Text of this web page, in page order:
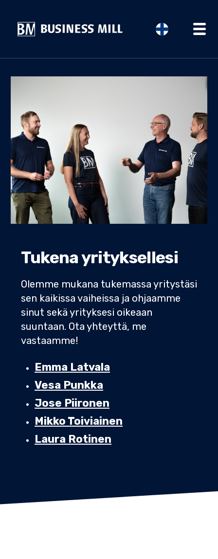
YRITYSTARINAT
AJANKOHTAISTA
TIIMI
Tukena yrityksellesi
Olemme mukana tukemassa yritystäsi
sen kaikissa vaiheissa ja ohjaamme
sinut sekä yrityksesi oikeaan
suuntaan. Ota yhteyttä, me
vastaamme!
Emma Latvala
Vesa Punkka
Jose Piironen
Mikko Toiviainen
Laura Rotinen